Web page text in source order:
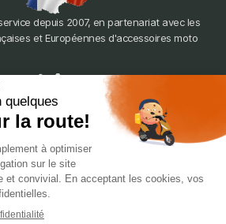
depuis 2007, en partenariat avec les
et Européennes d'accessoires moto
de Gaulle, 69200 Vénissieux